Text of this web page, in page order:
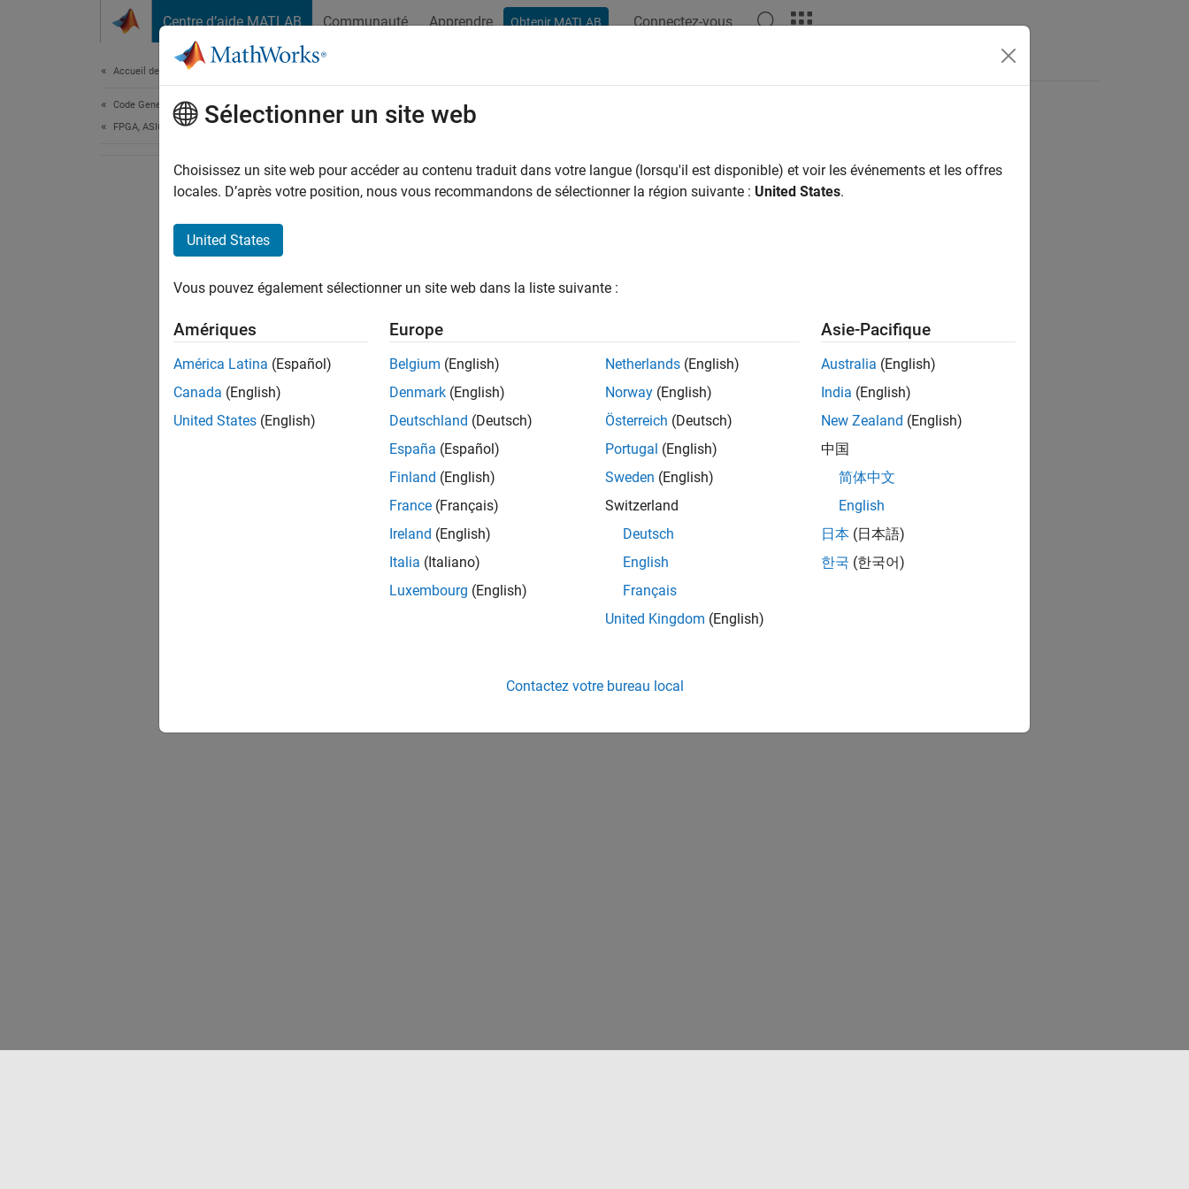
Centre d’aide MATLAB Communauté Apprendre Obtenir MATLAB Connectez-vous
Accueil de la documentation
Code Generation
FPGA, ASIC, and SoC Development
How useful was this information?
Sélectionner un site web
Choisissez un site web pour accéder au contenu traduit dans votre langue (lorsqu'il est disponible) et voir les événements et les offres
locales. D’après votre position, nous vous recommandons de sélectionner la région suivante : United States.
United States
Vous pouvez également sélectionner un site web dans la liste suivante :
Amériques
América Latina (Español)
Canada (English)
United States (English)
Europe
Belgium (English)
Denmark (English)
Deutschland (Deutsch)
España (Español)
Finland (English)
France (Français)
Ireland (English)
Italia (Italiano)
Luxembourg (English)
Netherlands (English)
Norway (English)
Österreich (Deutsch)
Portugal (English)
Sweden (English)
Switzerland
Deutsch
English
Français
United Kingdom (English)
Asie-Pacifique
Australia (English)
India (English)
New Zealand (English)
中国
简体中文
English
日本 (日本語)
한국 (한국어)
Contactez votre bureau local